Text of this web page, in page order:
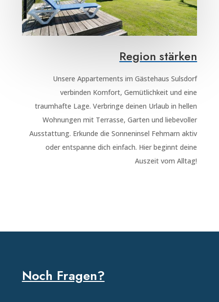
Region stärken
Unsere Appartements im Gästehaus Sulsdorf
verbinden Komfort, Gemütlichkeit und eine
traumhafte Lage. Verbringe deinen Urlaub in hellen
Wohnungen mit Terrasse, Garten und liebevoller
Ausstattung. Erkunde die Sonneninsel Fehmarn aktiv
oder entspanne dich einfach. Hier beginnt deine
Auszeit vom Alltag!
Noch Fragen?